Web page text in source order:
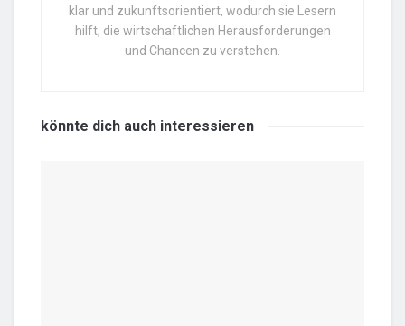
klar und zukunftsorientiert, wodurch sie Lesern
hilft, die wirtschaftlichen Herausforderungen
und Chancen zu verstehen.
könnte dich auch interessieren